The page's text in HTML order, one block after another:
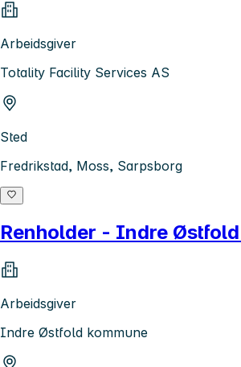
Arbeidsgiver
Totality Facility Services AS
Sted
Fredrikstad, Moss, Sarpsborg
Renholder - Indre
Arbeidsgiver
Indre Østfold kommune